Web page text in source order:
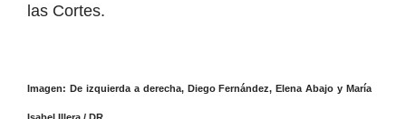
las Cortes.
Imagen: De izquierda a derecha, Diego Fernández, Elena Abajo y María